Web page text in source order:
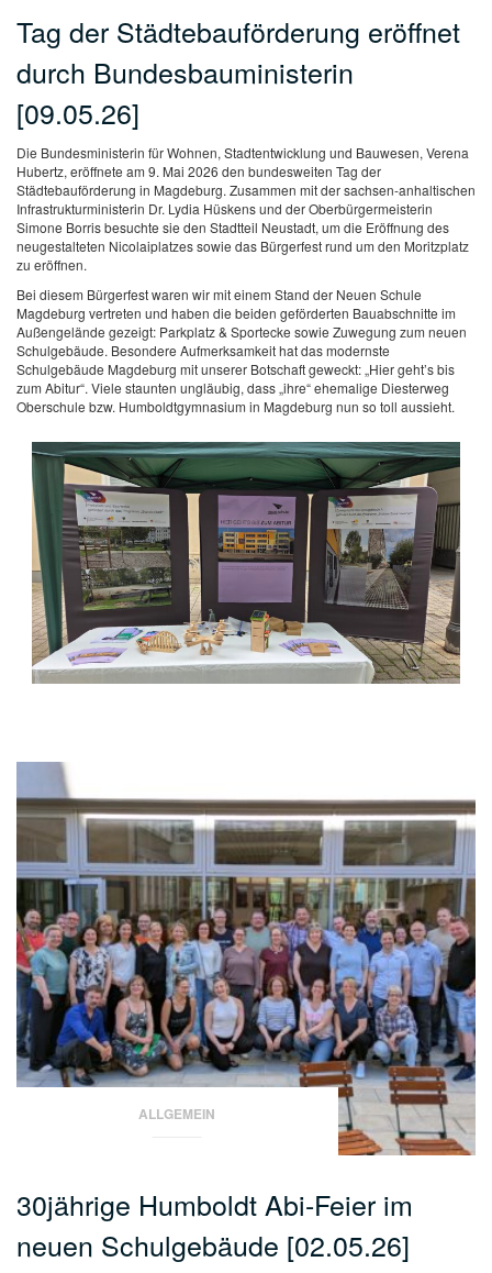
Tag der Städtebauförderung eröffnet
durch Bundesbauministerin
[09.05.26]
Die Bundesministerin für Wohnen, Stadtentwicklung und Bauwesen, Verena
Hubertz, eröffnete am 9. Mai 2026 den bundesweiten Tag der
Städtebauförderung in Magdeburg. Zusammen mit der sachsen-anhaltischen
Infrastrukturministerin Dr. Lydia Hüskens und der Oberbürgermeisterin
Simone Borris besuchte sie den Stadtteil Neustadt, um die Eröffnung des
neugestalteten Nicolaiplatzes sowie das Bürgerfest rund um den Moritzplatz
zu eröffnen.
Bei diesem Bürgerfest waren wir mit einem Stand der Neuen Schule
Magdeburg vertreten und haben die beiden geförderten Bauabschnitte im
Außengelände gezeigt: Parkplatz & Sportecke sowie Zuwegung zum neuen
Schulgebäude. Besondere Aufmerksamkeit hat das modernste
Schulgebäude Magdeburg mit unserer Botschaft geweckt: „Hier geht’s bis
zum Abitur“. Viele staunten ungläubig, dass „ihre“ ehemalige Diesterweg
Oberschule bzw. Humboldtgymnasium in Magdeburg nun so toll aussieht.
ALLGEMEIN
30jährige Humboldt Abi-Feier im
neuen Schulgebäude [02.05.26]